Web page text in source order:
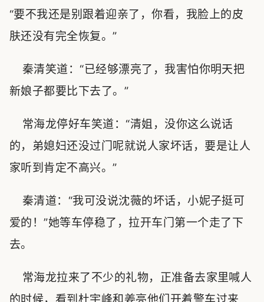
“要不我还是别跟着迎亲了，你看，我脸上的皮
肤还没有完全恢复。”
秦清笑道：“已经够漂亮了，我害怕你明天把
新娘子都要比下去了。”
常海龙停好车笑道：“清姐，没你这么说话
的，弟媳妇还没过门呢就说人家坏话，要是让人
家听到肯定不高兴。”
秦清道：“我可没说沈薇的坏话，小妮子挺可
爱的！”她等车停稳了，拉开车门第一个走了下
去。
常海龙拉来了不少的礼物，正准备去家里喊人